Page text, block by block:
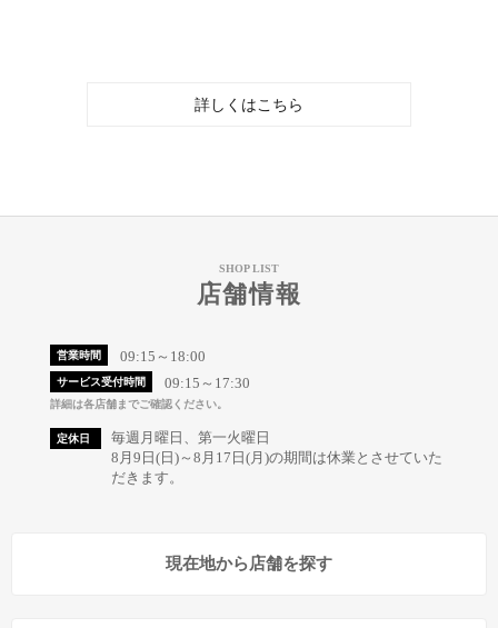
詳しくはこちら
SHOP LIST
店舗情報
営業時間 09:15～18:00
サービス受付時間 09:15～17:30
詳細は各店舗までご確認ください。
定休日
毎週月曜日、第一火曜日
8月9日(日)～8月17日(月)の期間は休業とさせていた
だきます。
現在地から店舗を探す